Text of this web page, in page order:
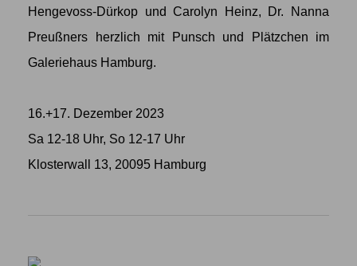
Hengevoss-Dürkop und Carolyn Heinz, Dr. Nanna
Preußners herzlich mit Punsch und Plätzchen im
Galeriehaus Hamburg.
16.+17. Dezember 2023
Sa 12-18 Uhr, So 12-17 Uhr
Klosterwall 13, 20095 Hamburg